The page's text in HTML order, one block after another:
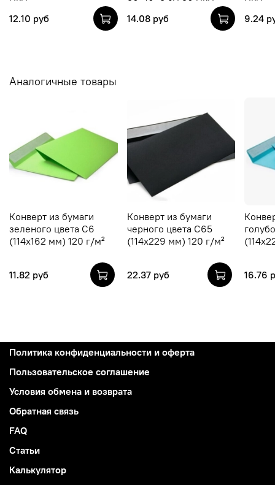
12.10 руб
14.08 руб
9.24
Аналогичные товары
Конверт из бумаги
зеленого цвета C6
(114х162 мм) 120 г/м²
11.82 руб
Конверт из бумаги
черного цвета C65
(114х229 мм) 120 г/м²
22.37 руб 16.76
Политика конфиденциальности и оферта
Пользовательское соглашение
Условия обмена и возврата
Обратная связь
FAQ
Статьи
Калькулятор